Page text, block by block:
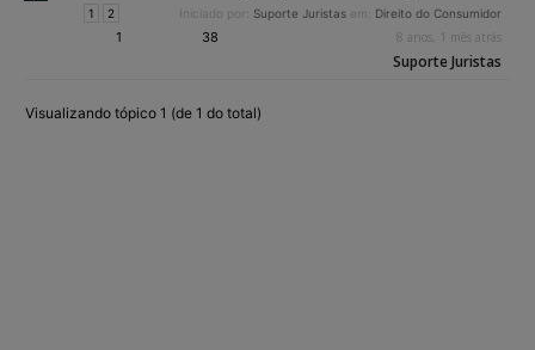
1 2 Iniciado por: Suporte Juristas em: Direito do Consumidor
1 38 8 anos, 1 mês atrás
Suporte Juristas
Visualizando tópico 1 (de 1 do total)